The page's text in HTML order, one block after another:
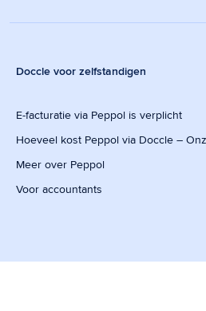
Doccle voor zelfstandigen
E-facturatie via Peppol is verplicht
Hoeveel kost Peppol via Doccle –
Meer over Peppol
Voor accountants